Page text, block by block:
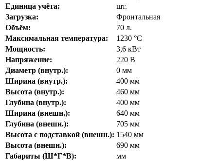
Единица учёта:
шт.
Загрузка:
Фронтальная
Объём:
70 л.
Максимальная температура:
1230 °С
Мощность:
3,6 кВт
Напряжение:
220 В
Диаметр (внутр.):
0 мм
Ширина (внутр.):
400 мм
Высота (внутр.):
460 мм
Глубина (внутр.):
400 мм
Ширина (внешн.):
640 мм
Глубина (внешн.):
705 мм
Высота с подставкой (внешн.): 1540 мм
Высота (внешн.):
690 мм
Габариты (Ш*Г*В):
мм